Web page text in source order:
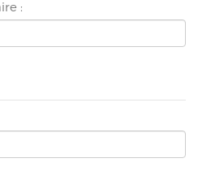
N° TVA Intracommunautaire :